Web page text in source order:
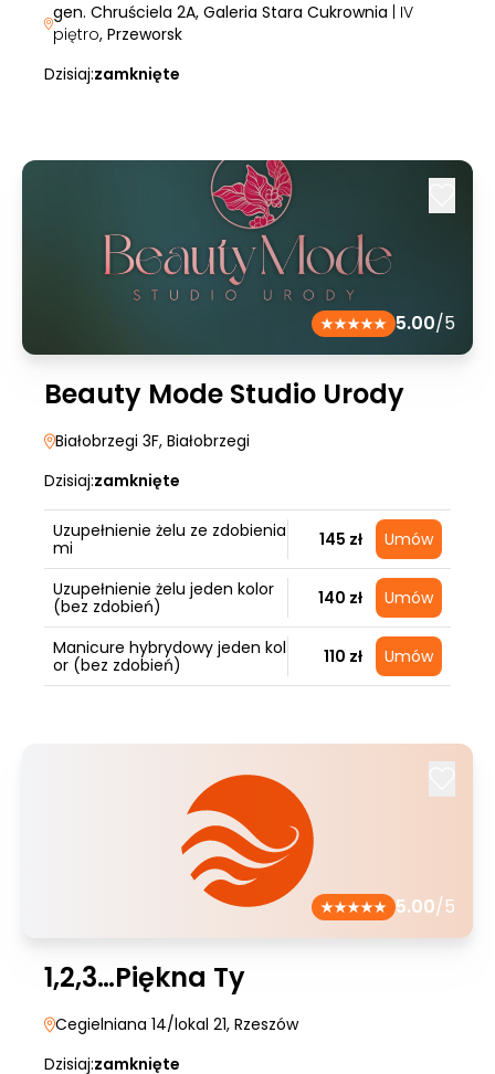
gen. Chruściela 2A, Galeria Stara Cukrownia | IV
piętro, Przeworsk
Dzisiaj:zamknięte
5.00/5
Beauty Mode Studio Urody
Białobrzegi 3F, Białobrzegi
Dzisiaj:zamknięte
Uzupełnienie żelu ze zdobienia
mi
145 zł Umów
Uzupełnienie żelu jeden kolor
(bez zdobień)
140 zł Umów
Manicure hybrydowy jeden kol
or (bez zdobień)
110 zł Umów
5.00/5
1,2,3…Piękna Ty
Cegielniana 14/lokal 21, Rzeszów
Dzisiaj:zamknięte